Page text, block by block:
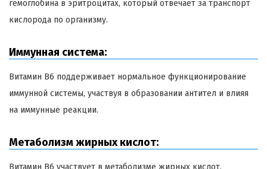
гемоглобина в эритроцитах, который отвечает за транспорт
кислорода по организму.
Иммунная система:
Витамин B6 поддерживает нормальное функционирование
иммунной системы, участвуя в образовании антител и влияя
на иммунные реакции.
Метаболизм жирных кислот:
Витамин B6 участвует в метаболизме жирных кислот,